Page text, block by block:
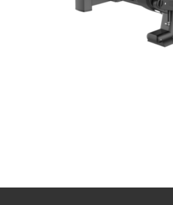
一社）スポーツおき